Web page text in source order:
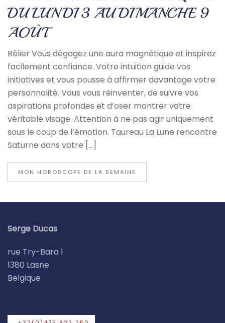
DU LUNDI 3 AU DIMANCHE 9
AOÛT
Bélier Vous dégagez une aura magnétique et inspirez
facilement confiance. Votre intuition guide vos
initiatives et vous pousse à affirmer davantage votre
personnalité. Vous vous réinventer, de suivre vos
aspirations profondes et d’oser montrer votre
véritable visage. Attention à ne pas agir uniquement
sous le coup de l’émotion. Taureau La Lune rencontre
Saturne dans votre […]
MON HOROSCOPE DE LA SEMAINE
Serge Ducas
rue Try-Bara 1
1380 Lasne
Belgique